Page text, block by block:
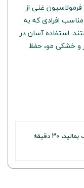
غنی از
افرادی که به
استفاده آسان در
و خشکی مو، حفظ
محتویات کیت را مخلوط کرده، روی موهای خشک بمالید، ۳۰ دقیقه